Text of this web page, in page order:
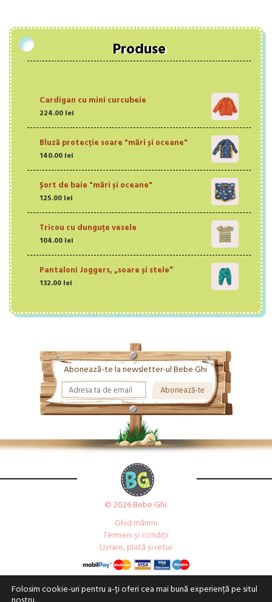
Produse
Cardigan cu mini curcubeie
224.00 lei
Bluză protecție soare "mări și oceane"
140.00 lei
Șort de baie "mări și oceane"
125.00 lei
Tricou cu dunguțe vesele
104.00 lei
Pantaloni Joggers, „soare și stele”
132.00 lei
Abonează-te la newsletter-ul Bebe Ghi
© 2026 Bebe Ghi.
Ghid mărimi
Termeni și condiții
Livrare, plată și retur
Folosim cookie-uri pentru a-ți oferi cea mai bună experiență pe situl